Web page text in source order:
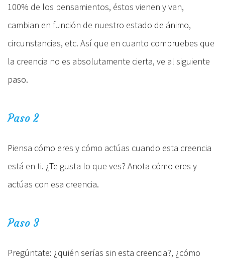
100% de los pensamientos, éstos vienen y van,
cambian en función de nuestro estado de ánimo,
circunstancias, etc. Así que en cuanto compruebes que
la creencia no es absolutamente cierta, ve al siguiente
paso.
Paso 2
Piensa cómo eres y cómo actúas cuando esta creencia
está en ti. ¿Te gusta lo que ves? Anota cómo eres y
actúas con esa creencia.
Paso 3
Pregúntate: ¿quién serías sin esta creencia?, ¿cómo